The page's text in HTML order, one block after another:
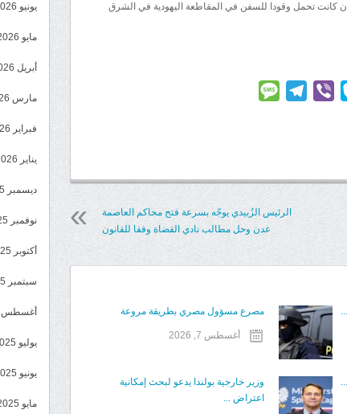
5 عربات قطار عن القضبان كانت تحمل وقودا للسفن في المقاطعة اليهودية في الشرق
Skype
Viber
Telegram
الرئيس الزُبيدي يوجّه بسرعة فتح محاكم العاصمة
عدن وحل مطالب نادي القضاة وفقا للقانون
مصرع مسؤول مصري بطريقة مروعة
أغسطس 7, 2026
وزير خارجية بولندا يدعو لبحث إمكانية
اعتراض ...
يونيو 2026
مايو 2026
أبريل 2026
مارس 2026
فبراير 2026
يناير 2026
ديسمبر 2025
نوفمبر 2025
أكتوبر 2025
سبتمبر 2025
أغسطس 2025
يوليو 2025
يونيو 2025
مايو 2025